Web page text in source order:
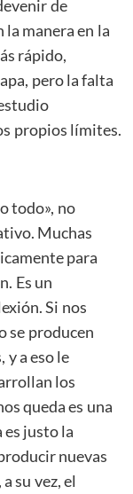
de
manera en la
rápido,
pero la falta
propios límites.
todo», no
Muchas
para
Es un
Si nos
se producen
y a eso le
los
queda es una
es justo la
nuevas
su vez, el